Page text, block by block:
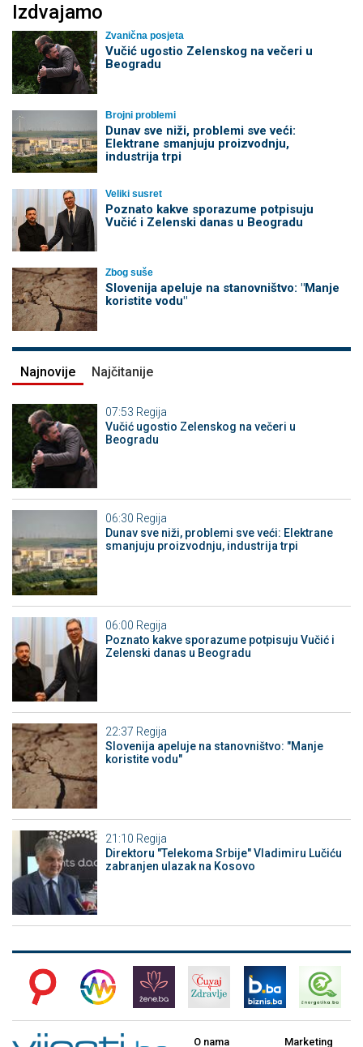
Izdvajamo
Zvanična posjeta
Vučić ugostio Zelenskog na večeri u
Beogradu
Brojni problemi
Dunav sve niži, problemi sve veći:
Elektrane smanjuju proizvodnju,
industrija trpi
Veliki susret
Poznato kakve sporazume potpisuju
Vučić i Zelenski danas u Beogradu
Zbog suše
Slovenija apeluje na stanovništvo: "Manje
koristite vodu"
Najnovije Najčitanije
07:53 Regija
Vučić ugostio Zelenskog na večeri u
Beogradu
06:30 Regija
Dunav sve niži, problemi sve veći: Elektrane
smanjuju proizvodnju, industrija trpi
06:00 Regija
Poznato kakve sporazume potpisuju Vučić i
Zelenski danas u Beogradu
22:37 Regija
Slovenija apeluje na stanovništvo: "Manje
koristite vodu"
21:10 Regija
Direktoru "Telekoma Srbije" Vladimiru Lučiću
zabranjen ulazak na Kosovo
O nama Marketing